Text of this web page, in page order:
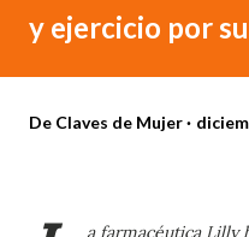
y ejercicio por
De Claves de Mujer
a farmacéutica Lilly